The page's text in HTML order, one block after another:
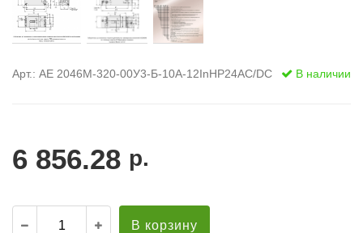
Арт.: АЕ 2046М-320-00У3-Б-10А-12InНР24AC/DC В наличии
6 856.28 р.
В корзину